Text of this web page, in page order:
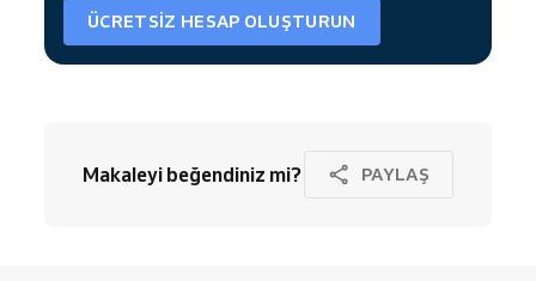
ÜCRETSIZ HESAP OLUŞTURUN
Makaleyi beğendiniz mi? PAYLAŞ